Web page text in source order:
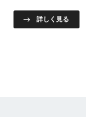
詳しく見る